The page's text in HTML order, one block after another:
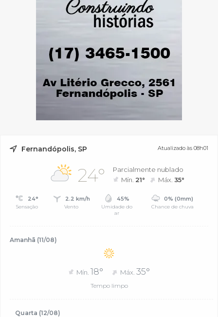
Fernandópolis, SP Atualizado às 08h01
24°
Parcialmente nublado
Mín. 21° Máx.35°
24°
Sensação
2.2 km/h
Vento
45%
Umidade do
ar
0% (0mm)
Chance de chuva
Amanhã (11/08)
Mín. 18° Máx. 35°
Tempo limpo
Quarta (12/08)